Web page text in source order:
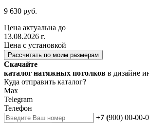
9 630 руб.
Цена актуальна до
13.08.2026 г.
Цена с установкой
Рассчитать по моим размерам
Скачайте
каталог натяжных потолков в дизайне
Куда отправить каталог?
Max
Telegram
Телефон
+7 (900) 00-00-